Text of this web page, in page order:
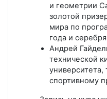
и геометрии
золотой
мира по
года и
Андрей
технической
спортивному